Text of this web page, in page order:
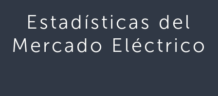
Estadísticas del
Mercado Eléctrico